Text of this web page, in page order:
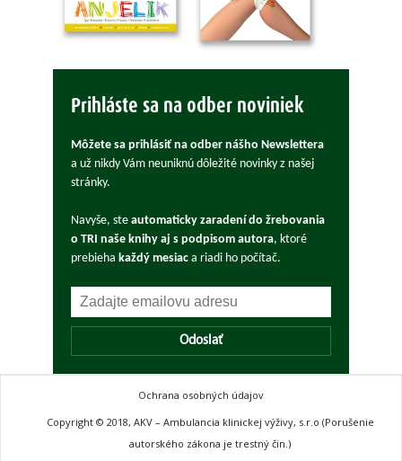
Prihláste sa na odber noviniek
Môžete sa prihlásiť na odber nášho Newslettera
a už nikdy Vám neuniknú dôležité novinky z našej
stránky.
Navyše, ste automaticky zaradení do žrebovania
o TRI naše knihy aj s podpisom autora, ktoré
prebieha každý mesiac a riadi ho počítač.
Odoslať
Ochrana osobných údajov
Copyright © 2018, AKV – Ambulancia klinickej výživy, s.r.o (Porušenie
autorského zákona je trestný čin.)